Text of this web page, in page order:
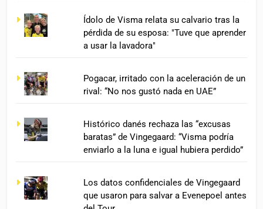
Ídolo de Visma relata su calvario tras la
pérdida de su esposa: "Tuve que aprender
a usar la lavadora"
Pogacar, irritado con la aceleración de un
rival: “No nos gustó nada en UAE”
Histórico danés rechaza las “excusas
baratas” de Vingegaard: “Visma podría
enviarlo a la luna e igual hubiera perdido”
Los datos confidenciales de Vingegaard
que usaron para salvar a Evenepoel antes